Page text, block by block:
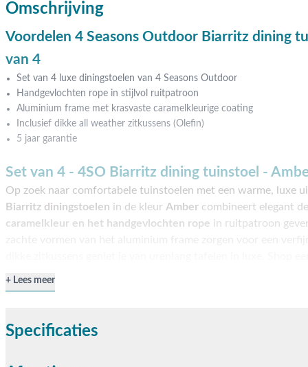
Omschrijving
Voordelen 4 Seasons Outdoor Biarritz dining
van 4
Set van 4 luxe diningstoelen van 4 Seasons Outdoor
Handgevlochten rope in stijlvol ruitpatroon
Aluminium frame met krasvaste caramelkleurige coating
Inclusief dikke all weather zitkussens (Olefin)
5 jaar garantie
Set van 4 - 4SO Biarritz dining tuinstoel -
Op zoek naar comfortabele tuinstoelen met een warme, luxe
Biarritz diningstoelen in de kleur Amber combineert elegant
caramelkleur en het handgevlochten rope in ruitpatroon
amberkleurige poedercoating.
Lees meer
Specificaties